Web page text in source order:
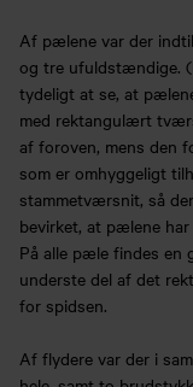
Af pælene var der
og tre ufuldstændige.
tydeligt at se, at
med rektangulært
af foroven, mens den
som er omhyggeligt
stammetværsnit, så
bevirket, at pælene
På alle pæle findes en
underste del af det
for spidsen.
Af flydere var der i